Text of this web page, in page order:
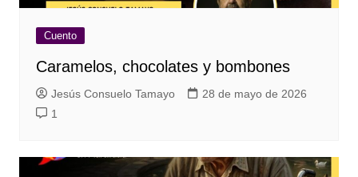
Cuento
Caramelos, chocolates y bombones
Jesús Consuelo Tamayo
28 de mayo de 2026
1